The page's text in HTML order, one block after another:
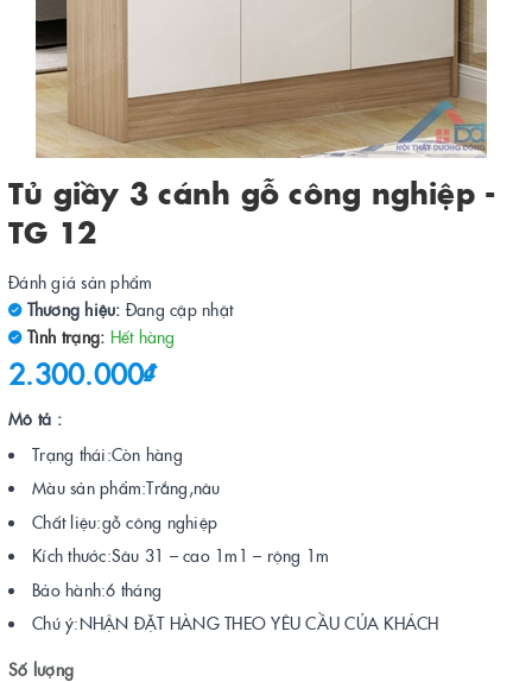
Tủ giầy 3 cánh gỗ công nghiệp -
TG 12
Đánh giá sản phẩm
Thương hiệu: Đang cập nhật
Tình trạng: Hết hàng
2.300.000₫
Mô tả :
Trạng thái:Còn hàng
Màu sản phẩm:Trắng,nâu
Chất liệu:gỗ công nghiệp
Kích thước:Sâu 31 – cao 1m1 – rộng 1m
Bảo hành:6 tháng
Chú ý:NHẬN ĐẶT HÀNG THEO YÊU CẦU CỦA KHÁCH
Số lượng